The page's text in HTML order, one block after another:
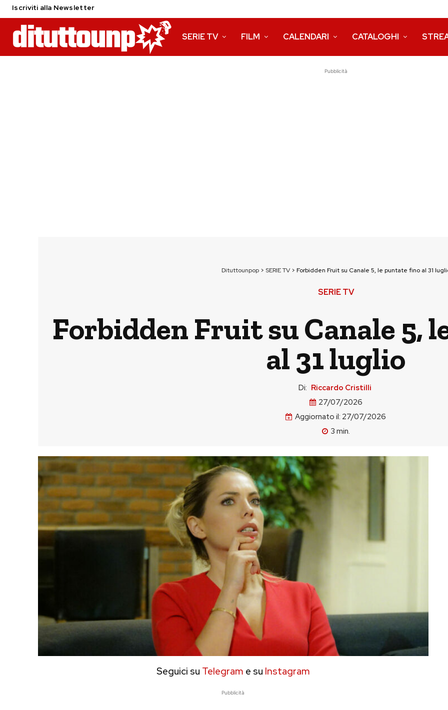
Iscriviti alla Newsletter
SERIE TV FILM CALENDARI CATALOGHI
Pubblicità
Dituttounpop> SERIE TV> Forbidden Fruit su Canale 5, le puntate fino al 31
SERIE TV
Forbidden Fruit su Canale 5,
al 31 luglio
Di: Riccardo Cristilli
27/07/2026
Aggiornato il: 27/07/2026
3 min.
Seguici su Telegram e su Instagram
Pubblicità